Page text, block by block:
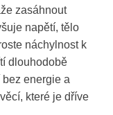
zasáhnout
napětí, tělo
náchylnost k
dlouhodobě
energie a
které je dříve